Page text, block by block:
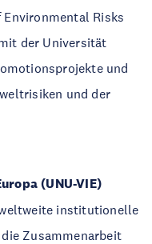
Environmental Risks
der Universität
und
und der
(UNU-VIE)
institutionelle
Zusammenarbeit